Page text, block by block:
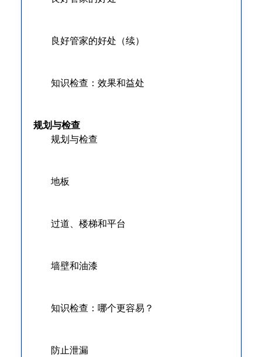
良好管家的好处（续）
知识检查：效果和益处
规划与检查
规划与检查
地板
过道、楼梯和平台
墙壁和油漆
知识检查：哪个更容易？
防止泄漏